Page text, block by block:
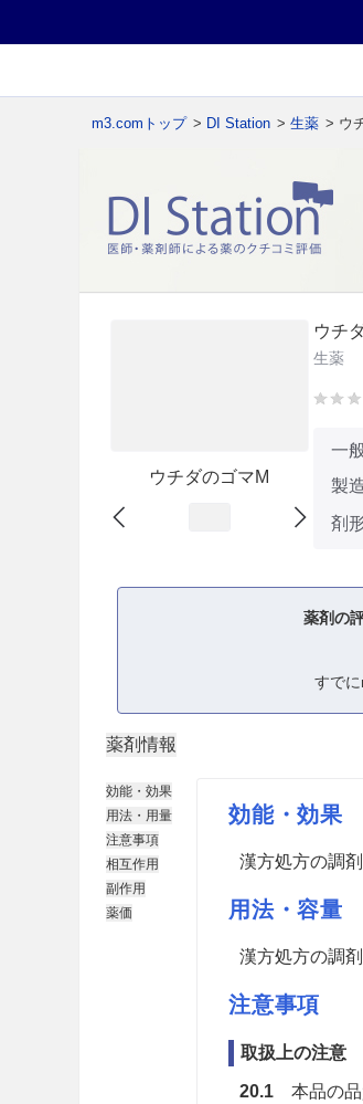
m3.comトップ > DI Station > 生薬 > ウ
ウチダのゴマM
ウチ
生薬
一
製
剤
薬剤の
すで
薬剤情報
効能・効果
用法・用量
注意事項
相互作用
副作用
薬価
効能・効果
漢方処方の調
用法・容量
漢方処方の調
注意事項
取扱上の注意
20.1本品の品